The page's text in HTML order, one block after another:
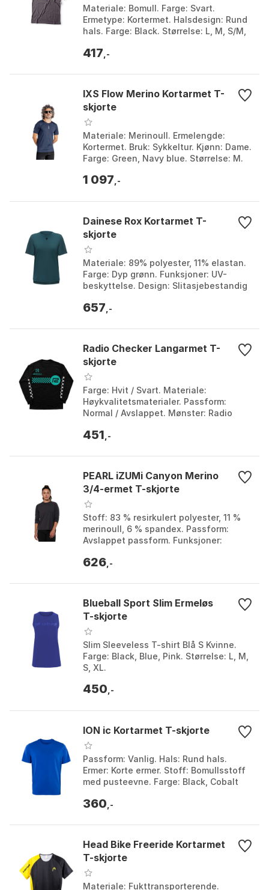
Materiale: Bomull. Farge: Svart.
Ermetype: Kortermet. Halsdesign: Rund
hals. Farge: Black. Størrelse: L, M, S/M,
417 ,-
IXS Flow Merino Kortarmet T-
skjorte
Materiale: Merinoull. Ermelengde:
Kortermet. Bruk: Sykkeltur. Kjønn: Dame.
Farge: Green, Navy blue. Størrelse: M.
1 097 ,-
Dainese Rox Kortarmet T-
skjorte
Materiale: 89% polyester, 11% elastan.
Farge: Dyp grønn. Funksjoner: UV-
beskyttelse. Design: Slitasjebestandig
slitasjeelementer. Farge: Av...
657 ,-
Radio Checker Langarmet T-
skjorte
Farge: Hvit / Svart. Materiale:
Høykvalitetsmaterialer. Passform:
Normal / Avslappet. Mønster: Radio
White. Størrelse: L, M,...
451 ,-
PEARL iZUMi Canyon Merino
3/4-ermet T-skjorte
Stoff: 83 % resirkulert polyester, 11 %
merinoull, 6 % spandex. Passform:
Avslappet passform. Funksjoner:
fuktighetskontroll. ...
626 ,-
Blueball Sport Slim Ermeløs
T-skjorte
Slim Sleeveless T-shirt Blå S Kvinne.
Farge: Black, Blue, Pink. Størrelse: L, M,
S, XL.
450 ,-
ION ic Kortarmet T-skjorte
Passform: Vanlig. Hals: Rund hals.
Ermer: Korte ermer. Stoff: Bomullsstoff
med pusteevne. Farge: Black, Cobalt
White. Stør...
360 ,-
Head Bike Freeride Kortarmet
T-skjorte
Materiale: Fukttransporterende.